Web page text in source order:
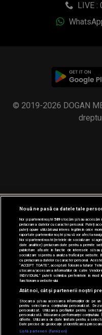
LIVE :
© 2019-2026 DOGAN
Nouă ne pasă ca datele tale
Noi și partenerii noștri589stocăm și/sau accesăm
prelucrarea datelor cu caracter personal. Puteți
puteți opune utilizării unui interes legitim în orice
raportate partenerilor noștri și nu vă vor afecta
Noi si partenerii nostri (retelele de socializare si
date analitice) prelucram date pentru a permite
publicitare afisate in functie de interesele si/
socializare si pentru a analiza traficul pe website.
cu prelucrarea datelor cu caracter personal.
“ACCEPT TOATE”, acceptati folosirea tuturor
stocarea/accesarea informatiilor de catre Vendor-
INDIVIDUAL” puteti schimba preferintele in
functionarea website-ului.
Atât noi, cât și partenerii noștri
Stocarea și/sau accesarea informațiilor de pe un
pentru selectarea conținutului personalizat.
personalizat. Utilizarea profilurilor pentru
personalizată. Măsurarea performanței
diferite. Utilizarea de date limitate pentru a
Date precise de geolocație și identificarea prin
Listă parteneri (furnizori)